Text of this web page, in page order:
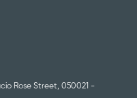
Rose Street, 050021 -